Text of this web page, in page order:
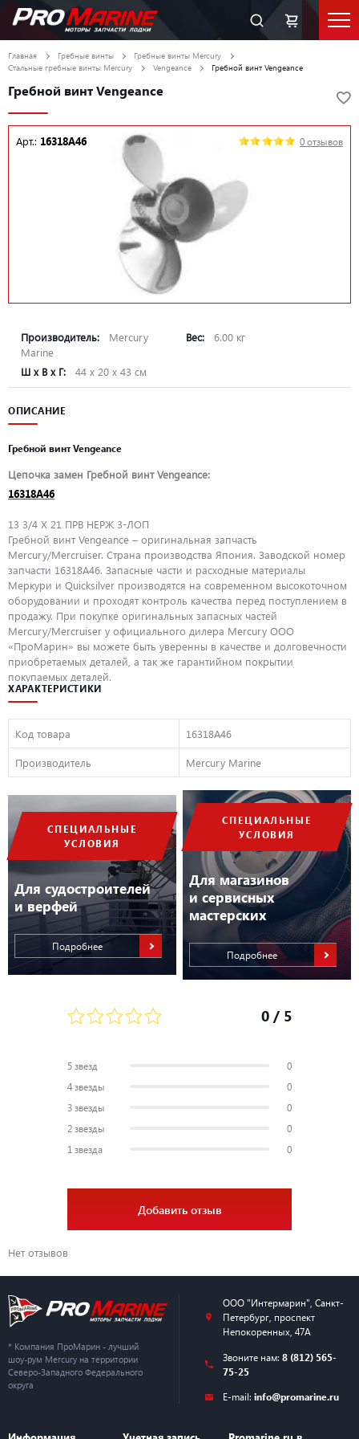
СПЕЦИАЛЬНЫЕ
УСЛОВИЯ
Для судостроителей
и верфей
Подробнее
СПЕЦИАЛЬНЫЕ
УСЛОВИЯ
Для магазинов
и сервисных
мастерских
Подробнее
Главная Гребные винты
Гребные винты Mercury
Стальные гребные винты Mercury
Vengeance Гребной винт Vengeance
Гребной винт Vengeance
Арт.: 16318A46 0 отзывов
Производитель:
Mercury
Marine
Вес: 6.00 кг
Ш х В х Г: 44 х 20 х 43 см
ОПИСАНИЕ
Гребной винт Vengeance
Цепочка замен Гребной винт Vengeance:
16318A46
13 3/4 X 21 ПРВ НЕРЖ 3-ЛОП
Гребной винт Vengeance – оригинальная запчасть
Mercury/Mercruiser. Страна производства Япония. Заводской номер
запчасти 16318A46. Запасные части и расходные материалы
Меркури и Quicksilver производятся на современном высокоточном
оборудовании и проходят контроль качества перед поступлением в
продажу. При покупке оригинальных запасных частей
Mercury/Mercruiser у официального дилера Mercury ООО
«ПроМарин» вы можете быть уверенны в качестве и долговечности
приобретаемых деталей, а так же гарантийном покрытии
покупаемых деталей.
ХАРАКТЕРИСТИКИ
Код товара 16318A46
Производитель Mercury Marine
0 / 5
5 звезд
0
4 звезды
0
3 звезды
0
2 звезды
0
1 звезда
0
Добавить отзыв
Нет отзывов
* Компания ПроМарин - лучший
шоу-рум Mercury на территории
Северо-Западного Федерального
округа
ООО "Интермарин" Санкт-
Петербург, проспект
Непокоренных, 47А
Звоните нам: 8 (812) 565-
75-25
E-mail: info@promarine.ru